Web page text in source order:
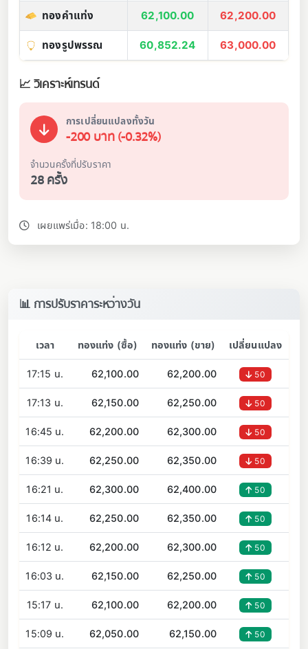
ทองคำแท่ง 62,100.00 62,200.00
ทองรูปพรรณ 60,852.24 63,000.00
📈 วิเคราะห์เทรนด์
การเปลี่ยนแปลงทั้งวัน
-200 บาท (-0.32%)
จำนวนครั้งที่ปรับราคา
28 ครั้ง
เผยแพร่เมื่อ: 18:00 น.
📊 การปรับราคาระหว่างวัน
เวลา ทองแท่ง (ซื้อ) ทองแท่ง (ขาย) เปลี่ยนแปลง
17:15 น. 62,100.00 62,200.00 50
17:13 น. 62,150.00 62,250.00 50
16:45 น. 62,200.00 62,300.00 50
16:39 น. 62,250.00 62,350.00 50
16:21 น. 62,300.00 62,400.00 50
16:14 น. 62,250.00 62,350.00 50
16:12 น. 62,200.00 62,300.00 50
16:03 น. 62,150.00 62,250.00 50
15:17 น. 62,100.00 62,200.00 50
15:09 น. 62,050.00 62,150.00 50